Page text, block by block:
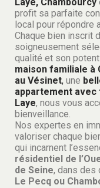
profit sa parfaite
local pour répondre
Chaque bien inscrit
soigneusement
qualité et son
maison familiale à
au Vésinet, une
appartement avec
Laye, nous vous
bienveillance.
Nos expertes en
valoriser chaque
qui incarnent
résidentiel de
de Seine, dans des
Le Pecq ou